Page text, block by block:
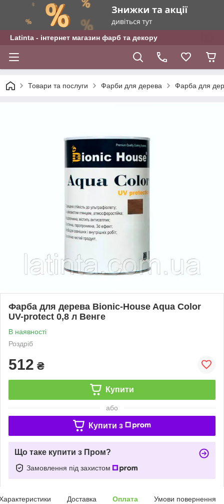
Latinta - інтернет магазин фарб та декору
Товари та послуги Фарби для дерева Фарба для
Фарба для дерева Bionic-House Aqua Color
UV-protect 0,8 л Венге
В наявності
Роздріб
512 ₴
Купити
або
Купити з
Що таке купити з Пром?
Замовлення під захистом
Доставка Оплата Умови повернення